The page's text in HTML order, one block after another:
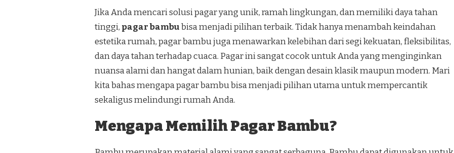
Jika Anda mencari solusi pagar yang unik, ramah lingkungan, dan memiliki daya tahan
tinggi, pagar bambubisa menjadi pilihan terbaik. Tidak hanya menambah keindahan
estetika rumah, pagar bambu juga menawarkan kelebihan dari segi kekuatan, fleksibilitas,
dan daya tahan terhadap cuaca. Pagar ini sangat cocok untuk Anda yang menginginkan
nuansa alami dan hangat dalam hunian, baik dengan desain klasik maupun modern. Mari
kita bahas mengapa pagar bambu bisa menjadi pilihan utama untuk mempercantik
sekaligus melindungi rumah Anda.
Mengapa Memilih Pagar Bambu?